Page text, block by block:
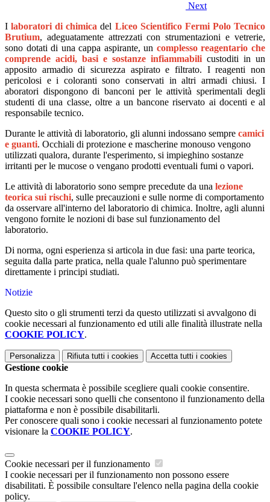
Next
I laboratori di chimicadel Liceo Scientifico Fermi Polo Tecnico
Brutium, adeguatamente attrezzati con strumentazioni e vetrerie,
sono dotati di una cappa aspirante, un complesso reagentario che
comprende acidi, basi e sostanze infiammabili custoditi in un
apposito armadio di sicurezza aspirato e filtrato. I reagenti non
pericolosi e i coloranti sono conservati in altri armadi chiusi. I
aboratori dispongono di banconi per le attività sperimentali degli
studenti di una classe, oltre a un bancone riservato ai docenti e al
responsabile tecnico.
Durante le attività di laboratorio, gli alunni indossano sempre camici
e guanti. Occhiali di protezione e mascherine monouso vengono
utilizzati qualora, durante l'esperimento, si impieghino sostanze
irritanti per le mucose o vengano prodotti eventuali fumi o vapori.
Le attività di laboratorio sono sempre precedute da una lezione
teorica sui rischi, sulle precauzioni e sulle norme di comportamento
da osservare all'interno del laboratorio di chimica. Inoltre, agli alunni
vengono fornite le nozioni di base sul funzionamento del
laboratorio.
Di norma, ogni esperienza si articola in due fasi: una parte teorica,
seguita dalla parte pratica, nella quale l'alunno può sperimentare
direttamente i principi studiati.
Notizie
Questo sito o gli strumenti terzi da questo utilizzati si avvalgono di
cookie necessari al funzionamento ed utili alle finalità illustrate nella
COOKIE POLICY.
Personalizza Rifiuta tutti i cookies Accetta tutti i cookies
Gestione cookie
In questa schermata è possibile scegliere quali cookie consentire.
I cookie necessari sono quelli che consentono il funzionamento della
piattaforma e non è possibile disabilitarli.
Per conoscere quali sono i cookie necessari al funzionamento potete
visionare la COOKIE POLICY.
Cookie necessari per il funzionamento
I cookie necessari per il funzionamento non possono essere
disabilitati. È possibile consultare l'elenco nella pagina della cookie
policy.